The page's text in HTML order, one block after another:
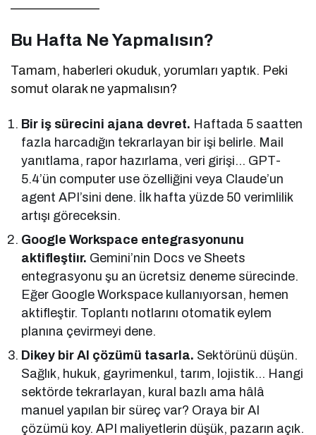
Bu Hafta Ne Yapmalısın?
Tamam, haberleri okuduk, yorumları yaptık. Peki
somut olarak ne yapmalısın?
Bir iş sürecini ajana devret. Haftada 5 saatten
fazla harcadığın tekrarlayan bir işi belirle. Mail
yanıtlama, rapor hazırlama, veri girişi… GPT-
5.4’ün computer use özelliğini veya Claude’un
agent API’sini dene. İlk hafta yüzde 50 verimlilik
artışı göreceksin.
Google Workspace entegrasyonunu
aktifleştiır. Gemini’nin Docs ve Sheets
entegrasyonu şu an ücretsiz deneme sürecinde.
Eğer Google Workspace kullanıyorsan, hemen
aktifleştir. Toplantı notlarını otomatik eylem
planına çevirmeyi dene.
Dikey bir AI çözümü tasarla. Sektörünü düşün.
Sağlık, hukuk, gayrimenkul, tarım, lojistik… Hangi
sektörde tekrarlayan, kural bazlı ama hâlâ
manuel yapılan bir süreç var? Oraya bir AI
çözümü koy. API maliyetlerin düşük, pazarın açık.